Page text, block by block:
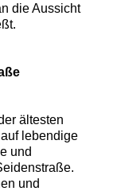
die Aussicht
ältesten
lebendige
und
und